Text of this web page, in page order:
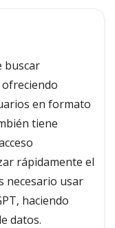
buscar
en formato
tiene
rápidamente el
necesario usar
haciendo
datos.